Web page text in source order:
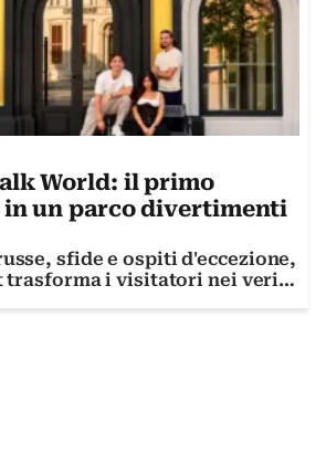
World: il primo
un parco divertimenti
sfide e ospiti d'eccezione,
trasforma i visitatori nei veri